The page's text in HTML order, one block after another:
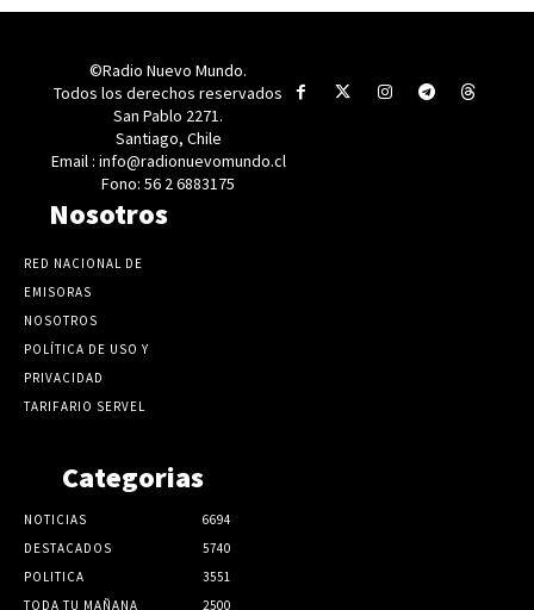
©Radio Nuevo Mundo.
Todos los derechos reservados
San Pablo 2271.
Santiago, Chile
Email : info@radionuevomundo.cl
Fono: 56 2 6883175
Nosotros
RED NACIONAL DE
EMISORAS
NOSOTROS
POLÍTICA DE USO Y
PRIVACIDAD
TARIFARIO SERVEL
Categorias
NOTICIAS
6694
DESTACADOS
5740
POLITICA
3551
TODA TU MAÑANA
2500